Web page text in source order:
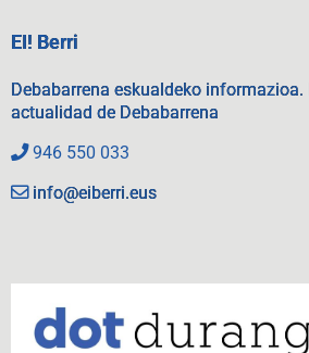
EI! Berri
Debabarrena eskualdeko
actualidad de Debabarrena
946 550 033
info@eiberri.eus